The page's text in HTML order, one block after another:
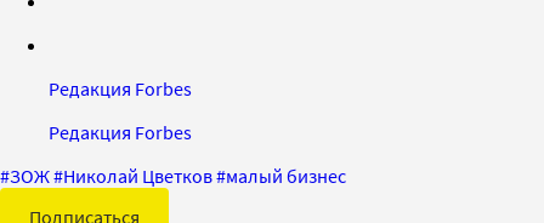
Редакция Forbes
Редакция Forbes
#ЗОЖ#Николай Цветков#малый бизнес
Подписаться